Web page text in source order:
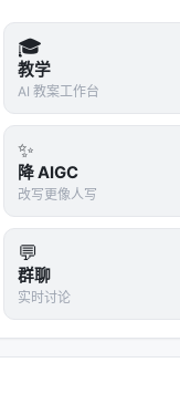
🎓
教学
AI 教案工作台
✨
降 AIGC
改写更像人写
💬
群聊
实时讨论